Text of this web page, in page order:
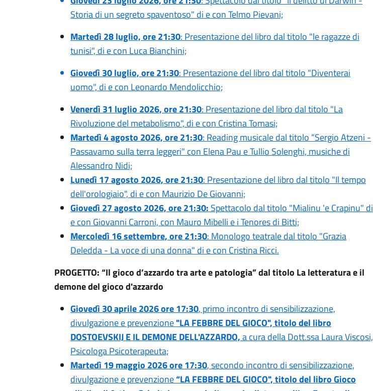
Storia di un segreto spaventoso" di e con Telmo Pievani;
Martedì 28 luglio, ore 21:30: Presentazione del libro dal titolo "le ragazze di
tunisi", di e con Luca Bianchini;
Giovedì 30 luglio, ore 21:30: Presentazione del libro dal titolo "Diventerai
uomo", di e con Leonardo Mendolicchio;
Venerdì 31 luglio 2026, ore 21:30: Presentazione del libro dal titolo "La
Rivoluzione del metabolismo", di e con Cristina Tomasi;
Martedì 4 agosto 2026, ore 21:30: Reading musicale dal titolo “Sergio Atzeni -
Passavamo sulla terra leggeri" con Elena Pau e Tullio Solenghi, musiche di
Alessandro Nidi;
Lunedì 17 agosto 2026, ore 21:30: Presentazione del libro dal titolo "Il tempo
dell'orologiaio", di e con Maurizio De Giovanni;
Giovedì 27 agosto 2026, ore 21:30: Spettacolo dal titolo "Mialinu 'e Crapinu" di
e con Giovanni Carroni, con Mauro Mibelli e i Tenores di Bitti;
Mercoledì 16 settembre, ore 21:30: Monologo teatrale dal titolo "Grazia
Deledda - La voce di una donna" di e con Cristina Ricci.
PROGETTO: “Il gioco d’azzardo tra arte e patologia”dal titolo La letteratura e il
demone del gioco d'azzardo
Giovedì 30 aprile 2026 ore 17:30, primo incontro di sensibilizzazione,
divulgazione e prevenzione"LA FEBBRE DEL GIOCO", titolo del libro
DOSTOEVSKIJ E IL DEMONE DELL'AZZARDO,a cura della Dott.ssa Laura Viscosi,
Psicologa Psicoterapeuta;
Martedì 19 maggio 2026 ore 17:30, secondo incontro di sensibilizzazione,
divulgazione e prevenzione“LA FEBBRE DEL GIOCO", titolo del libro Gioco